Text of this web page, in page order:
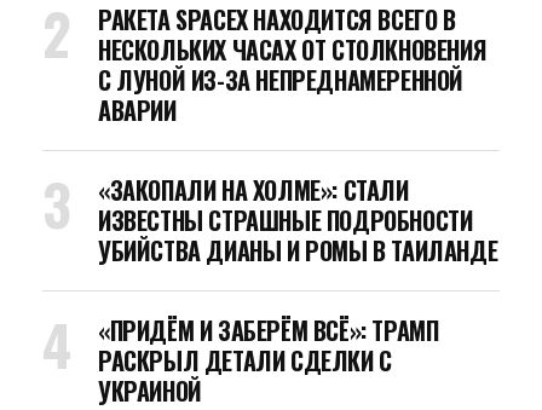
РАКЕТА SPACEX НАХОДИТСЯ ВСЕГО В
НЕСКОЛЬКИХ ЧАСАХ ОТ СТОЛКНОВЕНИЯ
С ЛУНОЙ ИЗ-ЗА НЕПРЕДНАМЕРЕННОЙ
АВАРИИ
«ЗАКОПАЛИ НА ХОЛМЕ»: СТАЛИ
ИЗВЕСТНЫ СТРАШНЫЕ ПОДРОБНОСТИ
УБИЙСТВА ДИАНЫ И РОМЫ В ТАИЛАНДЕ
«ПРИДЁМ И ЗАБЕРЁМ ВСЁ»: ТРАМП
РАСКРЫЛ ДЕТАЛИ СДЕЛКИ С
УКРАИНОЙ